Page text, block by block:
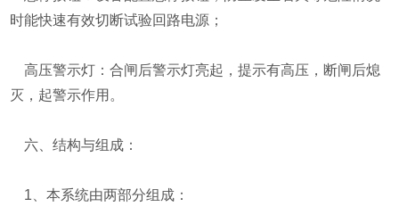
时能快速有效切断试验回路电源；
高压警示灯：合闸后警示灯亮起，提示有高压，断闸后熄
灭，起警示作用。
六、结构与组成：
1、本系统由两部分组成：